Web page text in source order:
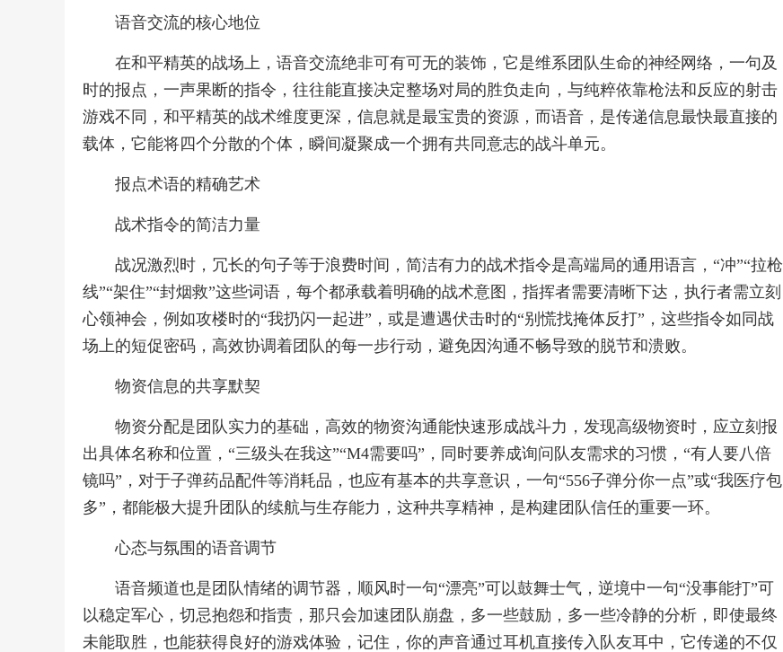
语音交流的核心地位
在和平精英的战场上，语音交流绝非可有可无的装饰，它是维系团队生命的神经网络，一句及
时的报点，一声果断的指令，往往能直接决定整场对局的胜负走向，与纯粹依靠枪法和反应的射击
游戏不同，和平精英的战术维度更深，信息就是最宝贵的资源，而语音，是传递信息最快最直接的
载体，它能将四个分散的个体，瞬间凝聚成一个拥有共同意志的战斗单元。
报点术语的精确艺术
战术指令的简洁力量
战况激烈时，冗长的句子等于浪费时间，简洁有力的战术指令是高端局的通用语言，“冲”“拉枪
线”“架住”“封烟救”这些词语，每个都承载着明确的战术意图，指挥者需要清晰下达，执行者需立刻
心领神会，例如攻楼时的“我扔闪一起进”，或是遭遇伏击时的“别慌找掩体反打”，这些指令如同战
场上的短促密码，高效协调着团队的每一步行动，避免因沟通不畅导致的脱节和溃败。
物资信息的共享默契
物资分配是团队实力的基础，高效的物资沟通能快速形成战斗力，发现高级物资时，应立刻报
出具体名称和位置，“三级头在我这”“M4需要吗”，同时要养成询问队友需求的习惯，“有人要八倍
镜吗”，对于子弹药品配件等消耗品，也应有基本的共享意识，一句“556子弹分你一点”或“我医疗包
多”，都能极大提升团队的续航与生存能力，这种共享精神，是构建团队信任的重要一环。
心态与氛围的语音调节
语音频道也是团队情绪的调节器，顺风时一句“漂亮”可以鼓舞士气，逆境中一句“没事能打”可
以稳定军心，切忌抱怨和指责，那只会加速团队崩盘，多一些鼓励，多一些冷静的分析，即使最终
未能取胜，也能获得良好的游戏体验，记住，你的声音通过耳机直接传入队友耳中，它传递的不仅